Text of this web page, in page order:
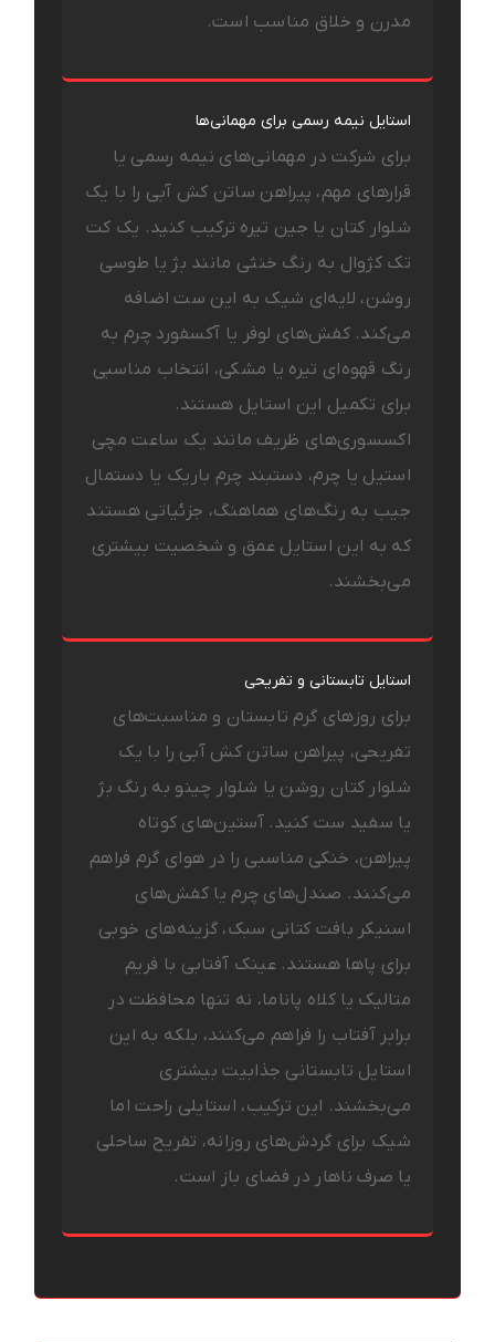
مدرن و خلاق مناسب است.
استایل نیمه رسمی برای مهمانی‌ها
برای شرکت در مهمانی‌های نیمه رسمی یا
قرارهای مهم، پیراهن ساتن کش آبی را با یک
شلوار کتان یا جین تیره ترکیب کنید. یک کت
تک کژوال به رنگ خنثی مانند بژ یا طوسی
روشن، لایه‌ای شیک به این ست اضافه
می‌کند. کفش‌های لوفر یا آکسفورد چرم به
رنگ قهوه‌ای تیره یا مشکی، انتخاب مناسبی
برای تکمیل این استایل هستند.
اکسسوری‌های ظریف مانند یک ساعت مچی
استیل یا چرم، دستبند چرم باریک یا دستمال
جیب به رنگ‌های هماهنگ، جزئیاتی هستند
که به این استایل عمق و شخصیت بیشتری
می‌بخشند.
استایل تابستانی و تفریحی
برای روزهای گرم تابستان و مناسبت‌های
تفریحی، پیراهن ساتن کش آبی را با یک
شلوار کتان روشن یا شلوار چینو به رنگ بژ
یا سفید ست کنید. آستین‌های کوتاه
پیراهن، خنکی مناسبی را در هوای گرم فراهم
می‌کنند. صندل‌های چرم یا کفش‌های
اسنیکر بافت کتانی سبک، گزینه‌های خوبی
برای پاها هستند. عینک آفتابی با فریم
متالیک یا کلاه پاناما، نه تنها محافظت در
برابر آفتاب را فراهم می‌کنند، بلکه به این
استایل تابستانی جذابیت بیشتری
می‌بخشند. این ترکیب، استایلی راحت اما
شیک برای گردش‌های روزانه، تفریح ساحلی
یا صرف ناهار در فضای باز است.